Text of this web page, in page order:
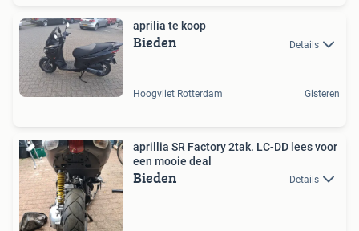
aprilia te koop
Bieden Details
Hoogvliet Rotterdam Gisteren
aprillia SR Factory 2tak. LC-DD lees voor
een mooie deal
Bieden Details